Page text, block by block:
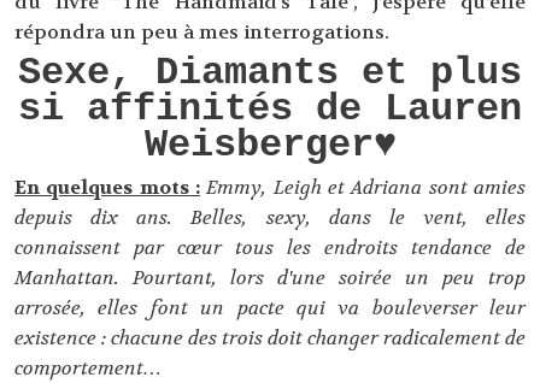
répondra un peu à mes interrogations.
Sexe, Diamants et plus
si affinités de Lauren
Weisberger♥
En quelques mots :Emmy, Leigh et Adriana sont amies
depuis dix ans. Belles, sexy, dans le vent, elles
connaissent par cœur tous les endroits tendance de
Manhattan. Pourtant, lors d'une soirée un peu trop
arrosée, elles font un pacte qui va bouleverser leur
existence : chacune des trois doit changer radicalement de
comportement…